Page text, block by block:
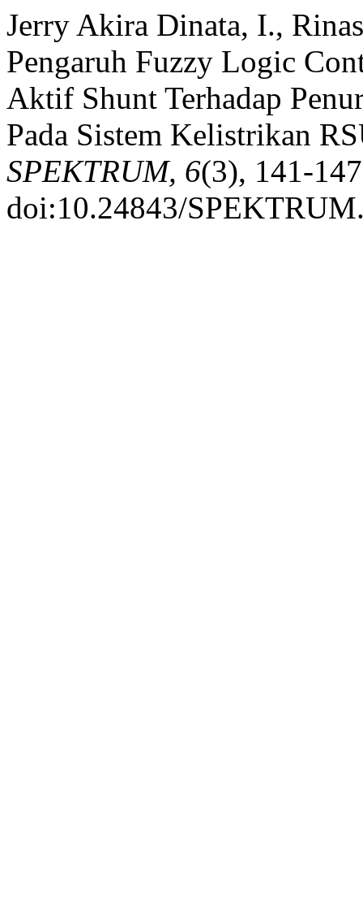
Jerry Akira Dinata, I.,
Pengaruh Fuzzy Logic
Aktif Shunt Terhadap
Pada Sistem Kelistrikan
SPEKTRUM, 6(3), 141-
doi:10.24843/